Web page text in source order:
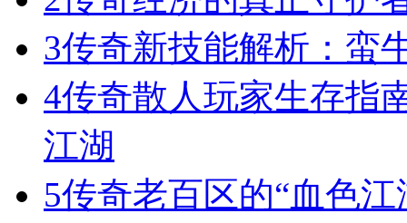
3传奇新技能解析：
4传奇散人玩家生存指
江湖
5传奇老百区的“血色